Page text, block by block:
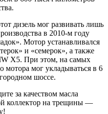
дизель мог развивать лишь
в 2010-м году
Мотор устанавливался
и «семерок», а также
X5. При этом, на самых
мотора мог укладываться в 6
шоссе.
за качеством масла
коллектор на трещины —